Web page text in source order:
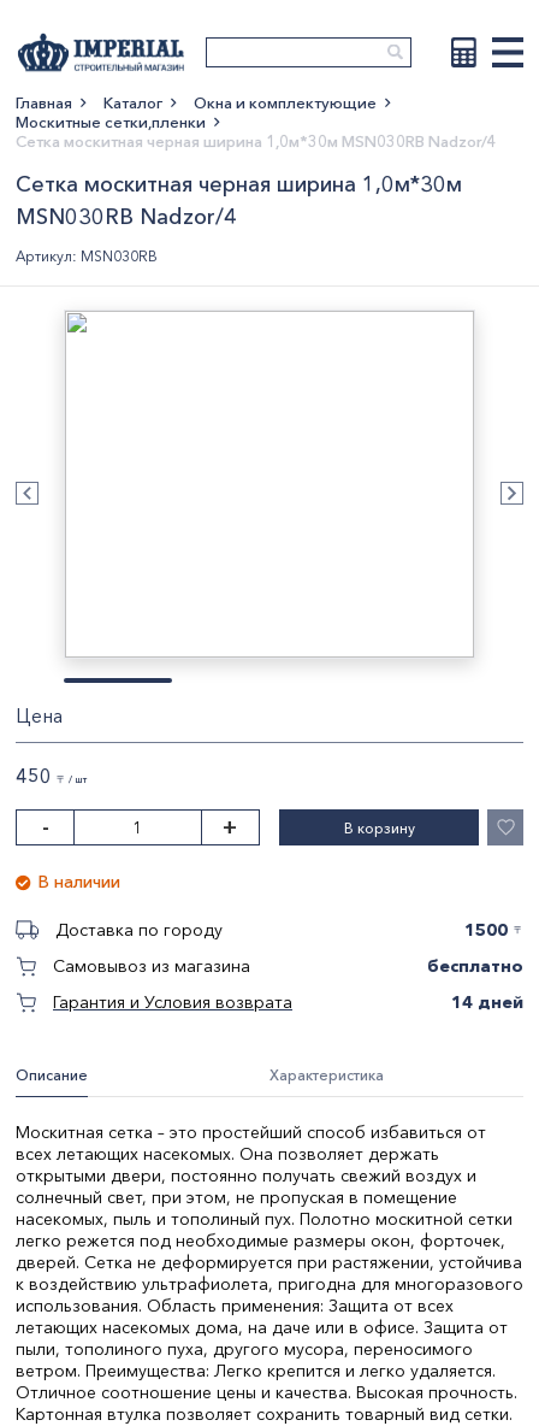
Показать больше
Главная Каталог
Окна и комплектующие
Москитные сетки,пленки
Сетка москитная черная ширина 1,0м*30м MSN030RB Nadzor/4
Сетка москитная черная ширина 1,0м*30м
MSN030RB Nadzor/4
Артикул: MSN030RB
Описание Характеристика
Москитная сетка – это простейший способ избавиться от
всех летающих насекомых. Она позволяет держать
открытыми двери, постоянно получать свежий воздух и
солнечный свет, при этом, не пропуская в помещение
насекомых, пыль и тополиный пух. Полотно москитной сетки
легко режется под необходимые размеры окон, форточек,
дверей. Сетка не деформируется при растяжении, устойчива
к воздействию ультрафиолета, пригодна для многоразового
использования. Область применения: Защита от всех
летающих насекомых дома, на даче или в офисе. Защита от
пыли, тополиного пуха, другого мусора, переносимого
ветром. Преимущества: Легко крепится и легко удаляется.
Отличное соотношение цены и качества. Высокая прочность.
Картонная втулка позволяет сохранить товарный вид сетки.
Цена
450 〒 / шт
- + В корзину
В наличии
Доставка по городу 1500 〒
Самовывоз из магазина
бесплатно
Гарантия и Условия возврата
14 дней